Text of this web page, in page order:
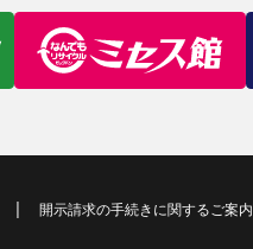
開示請求の手続きに関するご案内